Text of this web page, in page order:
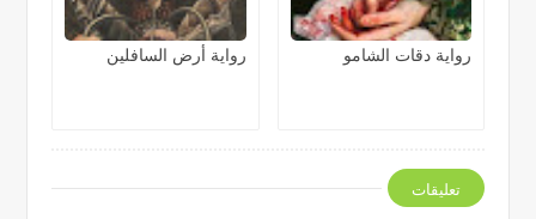
رواية دقات الشامو رواية أرض السافلين
تعليقات